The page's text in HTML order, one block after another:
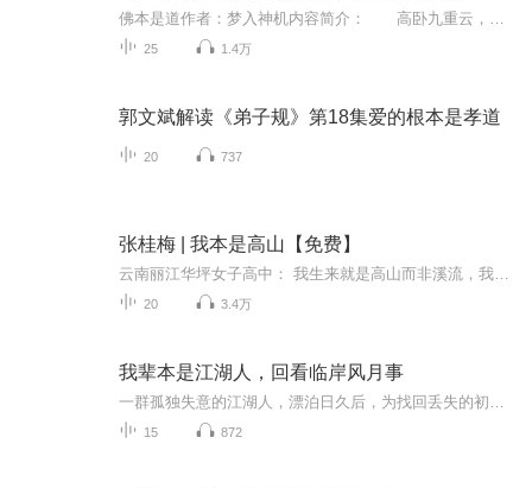
25 1.4万
郭文斌解读《弟子规》第18集爱的根本是孝道
20 737
张桂梅 | 我本是高山【免费】
20 3.4万
我辈本是江湖人，回看临岸风月事
15 872